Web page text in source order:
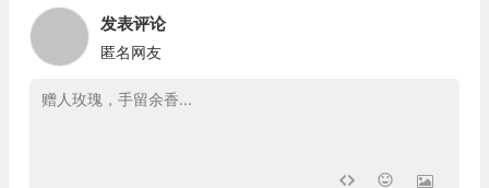
发表评论
匿名网友